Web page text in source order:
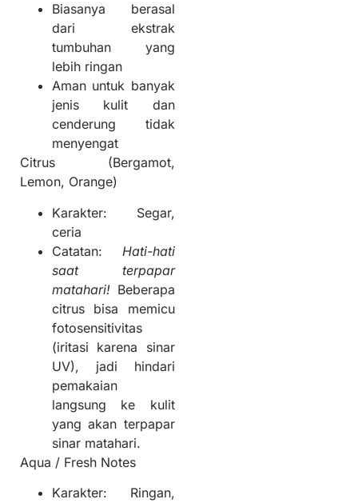
Biasanya berasal
dari ekstrak
tumbuhan yang
lebih ringan
Aman untuk banyak
jenis kulit dan
cenderung tidak
menyengat
Citrus (Bergamot,
Lemon, Orange)
Karakter: Segar,
ceria
Catatan: Hati-hati
saat terpapar
matahari! Beberapa
citrus bisa memicu
fotosensitivitas
(iritasi karena sinar
UV), jadi hindari
pemakaian
langsung ke kulit
yang akan terpapar
sinar matahari.
Aqua / Fresh Notes
Karakter: Ringan,